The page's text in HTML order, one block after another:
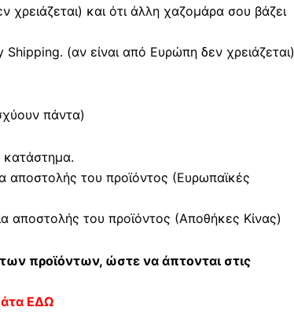
και ότι άλλη χαζομάρα σου βάζει
(αν είναι από Ευρώπη δεν χρειάζεται)
πάντα)
κατάστημα.
του προϊόντος (Ευρωπαϊκές
του προϊόντος (Αποθήκες Κίνας)
των προϊόντων, ώστε να άπτονται στις
ΕΔΩ